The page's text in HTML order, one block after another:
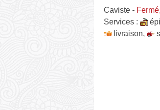
Caviste -
Services :
livraison,